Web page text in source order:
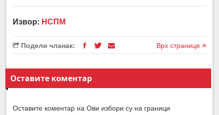
Извор: НСПМ
Подели чланак: Врх странице
Оставите коментар
Оставите коментар на Ови избори су на граници